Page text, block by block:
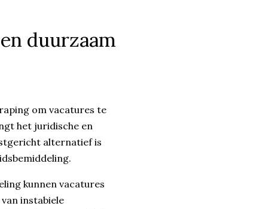
duurzaam
om vacatures te
het juridische en
alternatief is
kunnen vacatures
instabiele